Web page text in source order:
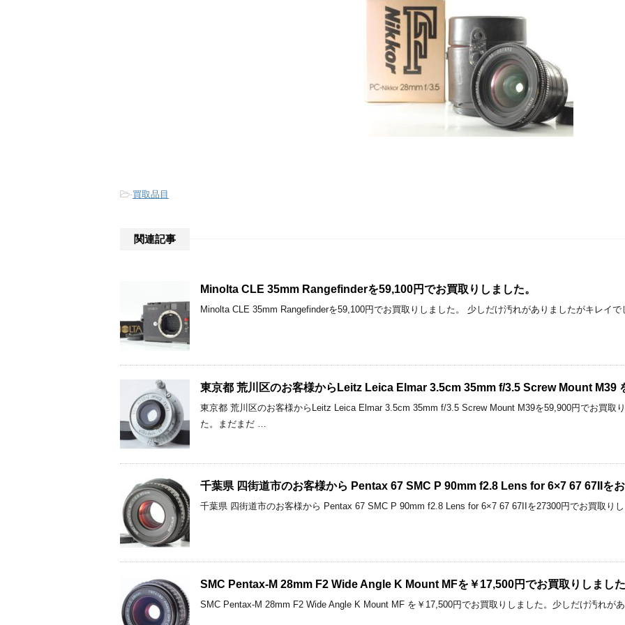
-買取品目
関連記事
Minolta CLE 35mm Rangefinderを59,100円でお買取りしました。
Minolta CLE 35mm Rangefinderを59,100円でお買取りしました。 少しだけ汚れがありましたがキレイで
東京都 荒川区のお客様からLeitz Leica Elmar 3.5cm 35mm f/3.5 Screw Mount M39
東京都 荒川区のお客様からLeitz Leica Elmar 3.5cm 35mm f/3.5 Screw Mount M39を59,900円でお買取
た。まだまだ …
千葉県 四街道市のお客様から Pentax 67 SMC P 90mm f2.8 Lens for 6×7 67 67IIをお
千葉県 四街道市のお客様から Pentax 67 SMC P 90mm f2.8 Lens for 6×7 67 67IIを27300円でお買取り
SMC Pentax-M 28mm F2 Wide Angle K Mount MFを￥17,500円でお買取りしました
SMC Pentax-M 28mm F2 Wide Angle K Mount MF を￥17,500円でお買取りしました。少しだけ汚れがあ